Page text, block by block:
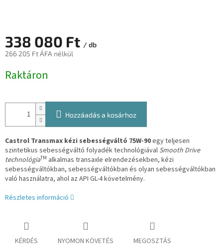
338 080 Ft / db
266 205 Ft ÁFA nélkül
Raktáron
Hozzáadás a kosárhoz
Castrol Transmax kézi sebességváltó 75W-90egy teljesen
szintetikus sebességváltó folyadék technológiával Smooth Drive
technológiaTM alkalmas transaxle elrendezésekben, kézi
sebességváltókban, sebességváltókban és olyan sebességváltókban
való használatra, ahol az API GL-4 követelmény.
Részletes információ
KÉRDÉS NYOMON KÖVETÉS MEGOSZTÁS